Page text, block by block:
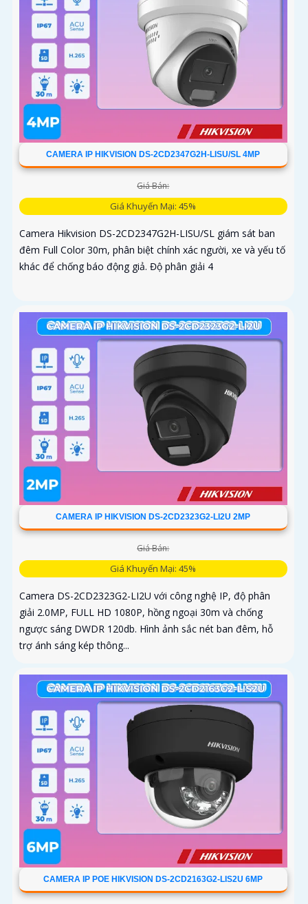
CAMERA IP HIKVISION DS-2CD2347G2H-LISU/SL 4MP
Giá Bán:
Giá Khuyến Mại: 45%
Camera Hikvision DS-2CD2347G2H-LISU/SL giám sát ban
đêm Full Color 30m, phân biệt chính xác người, xe và yếu tố
khác để chống báo động giả. Độ phân giải 4
CAMERA IP HIKVISION DS-2CD2323G2-LI2U 2MP
Giá Bán:
Giá Khuyến Mại: 45%
Camera DS-2CD2323G2-LI2U với công nghệ IP, độ phân
giải 2.0MP, FULL HD 1080P, hồng ngoại 30m và chống
ngược sáng DWDR 120db. Hình ảnh sắc nét ban đêm, hỗ
trợ ánh sáng kép thông...
CAMERA IP POE HIKVISION DS-2CD2163G2-LIS2U 6MP